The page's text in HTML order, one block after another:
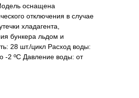
оснащена
отключения в случае
хладагента,
бункера льдом и
28 шт./цикл Расход воды:
-2 ºС Давление воды: от